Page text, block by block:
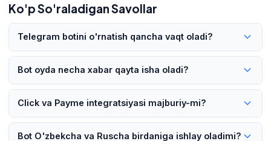
Ko'p So'raladigan Savollar
Telegram botini o'rnatish qancha vaqt oladi?
Oddiy bot 1-2 haftada tayyor bo'lishi mumkin. CRM
integratsiyasi, to'lov tizimi ulanishi va ko'p tilli tuzilma talab
qiladigan korporativ yechimlar 3-4 haftada yakunlanadi. 101
Digital sifatida Toshkentdagi o'quv markazlari uchun o'rtacha
18 ish kuni ichida kalit topshirish asosida o'rnatamiz.
Bot oyda necha xabar qayta isha oladi?
Telegram API chegaralari doirasida bot kuniga yuz minglab
xabarni qayta ishlashi mumkin. 500 talabali o'quv markazi
uchun sig'im hech qachon muammo bo'lmaydi. Server
tomonidagi yagona cheklov hosting rejangizdir.
Click va Payme integratsiyasi majburiy-mi?
Yo'q, majburiy emas. Bot to'lov integratsiyasisiz ham faqat
Bot O'zbekcha va Ruscha birdaniga ishlay oladimi?